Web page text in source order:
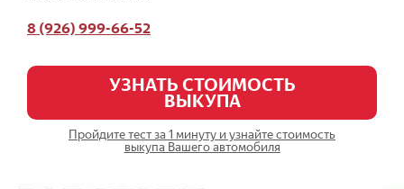
8 (926) 999-66-52
УЗНАТЬ СТОИМОСТЬ
ВЫКУПА
Пройдите тест за 1 минуту и узнайте стоимость
выкупа Вашего автомобиля